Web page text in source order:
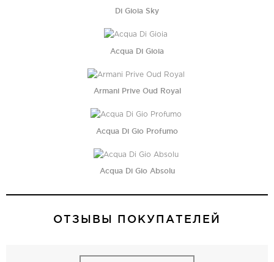
Di Gioia Sky
Acqua Di Gioia
Armani Prive Oud Royal
Acqua Di Gio Profumo
Acqua Di Gio Absolu
ОТЗЫВЫ ПОКУПАТЕЛЕЙ